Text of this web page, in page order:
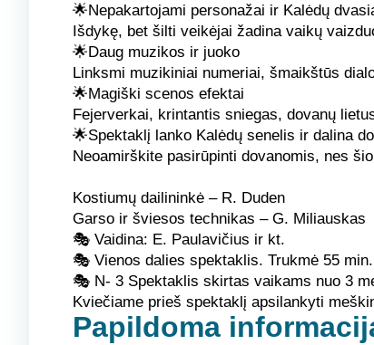
🌟Nepakartojami personažai ir Kalėdų
Išdykę, bet šilti veikėjai žadina vaikų
🌟Daug muzikos ir juoko
Linksmi muzikiniai numeriai, šmaikštūs
🌟Magiški scenos efektai
Fejerverkai, krintantis sniegas, dovanų
🌟Spektaklį lanko Kalėdų senelis ir dalina
Neoamirškite pasirūpinti dovanomis, nes
Kostiumų dailininkė – R. Duden
Garso ir šviesos technikas – G. Miliauskas
🎭 Vaidina: E. Paulavičius ir kt.
🎭 Vienos dalies spektaklis. Trukmė 55 min.
🎭 N- 3 Spektaklis skirtas vaikams nuo 3
Kviečiame prieš spektaklį apsilankyti
Papildoma